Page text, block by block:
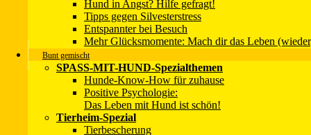
Hund in Angst? Hilfe gefragt!
Tipps gegen Silvesterstress
Entspannter bei Besuch
Mehr Glücksmomente: Mach dir das Leben
Bunt gemischt
SPASS-MIT-HUND-Spezialthemen
Hunde-Know-How für zuhause
Positive Psychologie:
Das Leben mit Hund ist schön!
Tierheim-Spezial
Tierbescherung